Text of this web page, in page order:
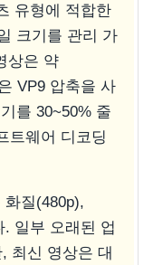
유형에 적합한
크기를 관리 가
상은 약
VP9 압축을 사
를 30~50% 줄
트웨어 디코딩
질(480p),
. 일부 오래된 업
최신 영상은 대